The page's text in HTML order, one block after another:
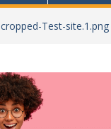
cropped-Test-site.1.png